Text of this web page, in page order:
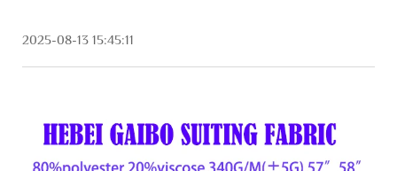
2025-08-13 15:45:11